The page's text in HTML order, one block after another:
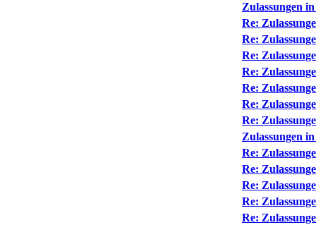
Zulassungen
Re:
Re:
Re:
Re:
Re:
Re:
Re:
Zulassungen
Re:
Re:
Re:
Re:
Re: